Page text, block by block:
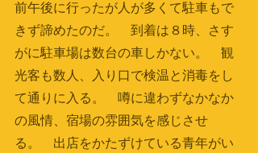
前午後に行ったが人が多くて駐車もで
きず諦めたのだ。　到着は８時、さす
がに駐車場は数台の車しかない。　観
光客も数人、入り口で検温と消毒をし
て通りに入る。　噂に違わずなかなか
の風情、宿場の雰囲気を感じさせ
る。　出店をかたずけている青年がい